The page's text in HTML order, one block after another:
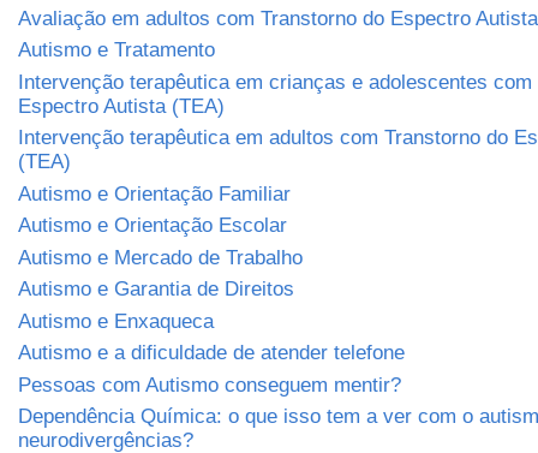
Avaliação em adultos com Transtorno do Espectro
Autismo e Tratamento
Intervenção terapêutica em crianças e adolescentes com
Espectro Autista (TEA)
Intervenção terapêutica em adultos com Transtorno do
(TEA)
Autismo e Orientação Familiar
Autismo e Orientação Escolar
Autismo e Mercado de Trabalho
Autismo e Garantia de Direitos
Autismo e Enxaqueca
Autismo e a dificuldade de atender telefone
Pessoas com Autismo conseguem mentir?
Dependência Química: o que isso tem a ver com o
neurodivergências?